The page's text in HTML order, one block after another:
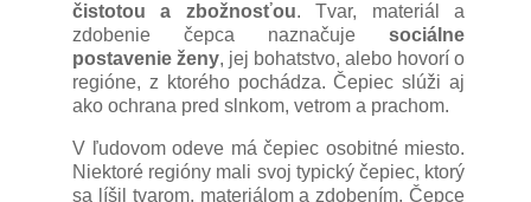
čistotou a zbožnosťou. Tvar, materiál a
zdobenie čepca naznačuje sociálne
postavenie ženy, jej bohatstvo, alebo hovorí o
regióne, z ktorého pochádza. Čepiec slúži aj
ako ochrana pred slnkom, vetrom a prachom.
V ľudovom odeve má čepiec osobitné miesto.
Niektoré regióny mali svoj typický čepiec, ktorý
sa líšil tvarom, materiálom a zdobením. Čepce